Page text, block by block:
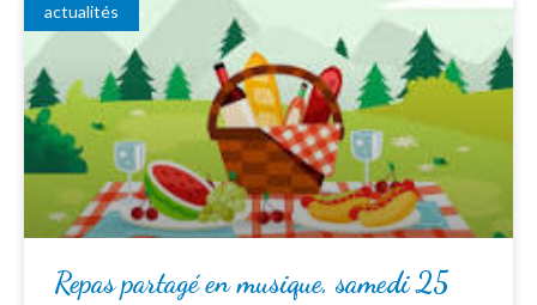
actualités
Repas partagé en musique, samedi 25